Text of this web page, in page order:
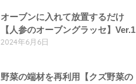
オーブンに入れて放置するだけ
【人参のオーブングラッセ】Ver.1
2024年6月6日
野菜の端材を再利用【クズ野菜の